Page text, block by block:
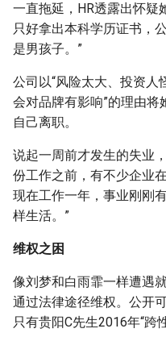
一直拖延，HR透露出怀疑
只好拿出本科学历证书，
是男孩子。”
公司以“风险太大、投资人
会对品牌有影响”的理由
自己离职。
说起一周前才发生的失业
份工作之前，有不少企业
现在工作一年，事业刚刚
样生活。”
维权之困
像刘梦和白雨霏一样遭遇
通过法律途径维权。公开
只有贵阳C先生2016年“跨